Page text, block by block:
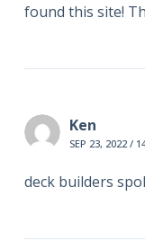
found this site!
Ken
SEP 23, 2022 /
deck builders